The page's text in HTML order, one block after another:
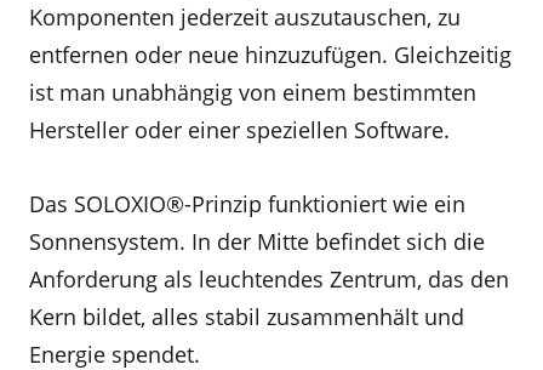
Komponenten jederzeit auszutauschen, zu
entfernen oder neue hinzuzufügen. Gleichzeitig
ist man unabhängig von einem bestimmten
Hersteller oder einer speziellen Software.
Das SOLOXIO®-Prinzip funktioniert wie ein
Sonnensystem. In der Mitte befindet sich die
Anforderung als leuchtendes Zentrum, das den
Kern bildet, alles stabil zusammenhält und
Energie spendet.